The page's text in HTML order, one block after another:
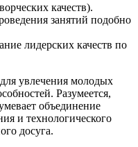
качеств).
занятий подобно
лидерских качеств по
увлечения молодых
Разумеется,
объединение
и технологического
досуга.